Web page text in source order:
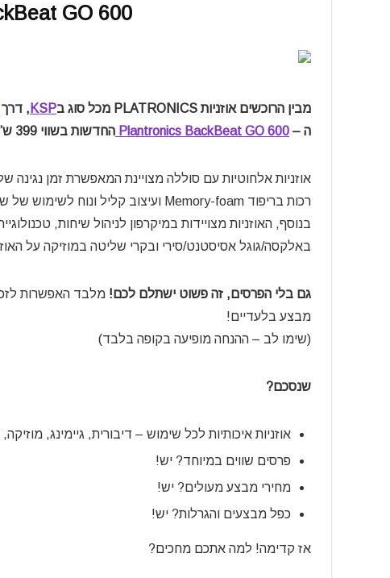
GO 600
מבין הרוכשים אוזניות PLATRONICS מכל סוג ב KSP , דרך
ה – Plantronics BackBeat GO 600 החדשות בשווי 399 ש”ח!
רכות בריפוד Memory-foam ועיצוב קליל ונוח לשימוש של שעות.
בנוסף, האוזניות מצויידות במיקרפון לניהול שיחות,
באלקסה/גוגל אסיסטנט/סירי ובקרי שליטה במוזיקה על
גם בלי הפרסים, זה פשוט ישתלם לכם! מלבד האפשרות
מבצע בלעדיים!
(שימו לב – ההנחה מופיעה בקופה בלבד)
שנסכם?
אוזניות איכותיות לכל שימוש – דיבורית, גיימינג,
פרסים שווים במיוחד? יש!
מחירי מבצע מעולים? יש!
כפל מבצעים והגרלות? יש!
אז קדימה! למה אתכם מחכים?